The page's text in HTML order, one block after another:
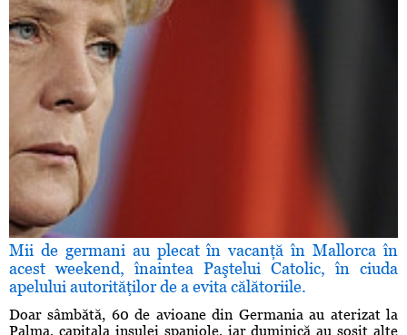
Mii de germani au plecat în vacanţă în Mallorca în
acest weekend, înaintea Paştelui Catolic, în ciuda
apelului autorităţilor de a evita călătoriile.
Doar sâmbătă, 60 de avioane din Germania au aterizat la
Palma, capitala insulei spaniole, iar duminică au sosit alte